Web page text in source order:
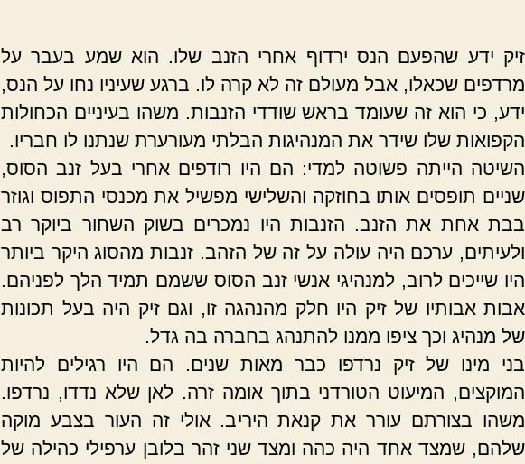
זיק ידע שהפעם הנס ירדוף אחרי הזנב שלו. הוא שמע בעבר על
מרדפים שכאלו, אבל מעולם זה לא קרה לו. ברגע שעיניו נחו על הנס,
ידע, כי הוא זה שעומד בראש שודדי הזנבות. משהו בעיניים הכחולות
הקפואות שלו שידר את המנהיגות הבלתי מעורערת שנתנו לו חבריו.
השיטה הייתה פשוטה למדי: הם היו רודפים אחרי בעל זנב הסוס,
שניים תופסים אותו בחוזקה והשלישי מפשיל את מכנסי התפוס וגוזר
בבת אחת את הזנב. הזנבות היו נמכרים בשוק השחור ביוקר רב
ולעיתים, ערכם היה עולה על זה של הזהב. זנבות מהסוג היקר ביותר
היו שייכים לרוב, למנהיגי אנשי זנב הסוס ששמם תמיד הלך לפניהם.
אבות אבותיו של זיק היו חלק מהנהגה זו, וגם זיק היה בעל תכונות
של מנהיג וכך ציפו ממנו להתנהג בחברה בה גדל.
בני מינו של זיק נרדפו כבר מאות שנים. הם היו רגילים להיות
המוקצים, המיעוט הטורדני בתוך אומה זרה. לאן שלא נדדו, נרדפו.
משהו בצורתם עורר את קנאת היריב. אולי זה העור בצבע מוקה
שלהם, שמצד אחד היה כהה ומצד שני זהר בלובן ערפילי כהילה של